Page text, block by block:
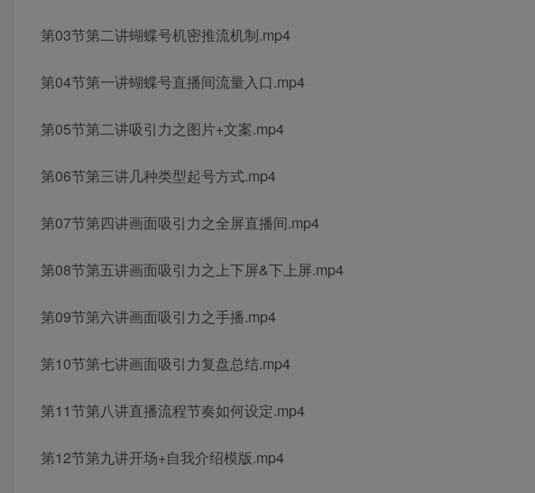
第03节第二讲蝴蝶号机密推流机制.mp4
第04节第一讲蝴蝶号直播间流量入口.mp4
第05节第二讲吸引力之图片+文案.mp4
第06节第三讲几种类型起号方式.mp4
第07节第四讲画面吸引力之全屏直播间.mp4
第08节第五讲画面吸引力之上下屏&下上屏.mp4
第09节第六讲画面吸引力之手播.mp4
第10节第七讲画面吸引力复盘总结.mp4
第11节第八讲直播流程节奏如何设定.mp4
第12节第九讲开场+自我介绍模版.mp4